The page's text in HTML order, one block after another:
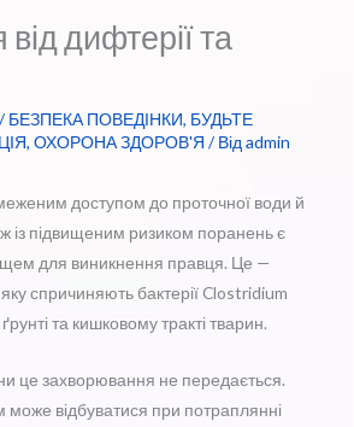
дифтерії та
/ БЕЗПЕКА ПОВЕДІНКИ, БУДЬТЕ
, ОХОРОНА ЗДОРОВ'Я / Відadmin
доступом до проточної води й
із підвищеним ризиком поранень є
для виникнення правця. Це —
спричиняють бактерії Clostridium
та кишковому тракті тварин.
це захворювання не передається.
може відбуватися при потраплянні